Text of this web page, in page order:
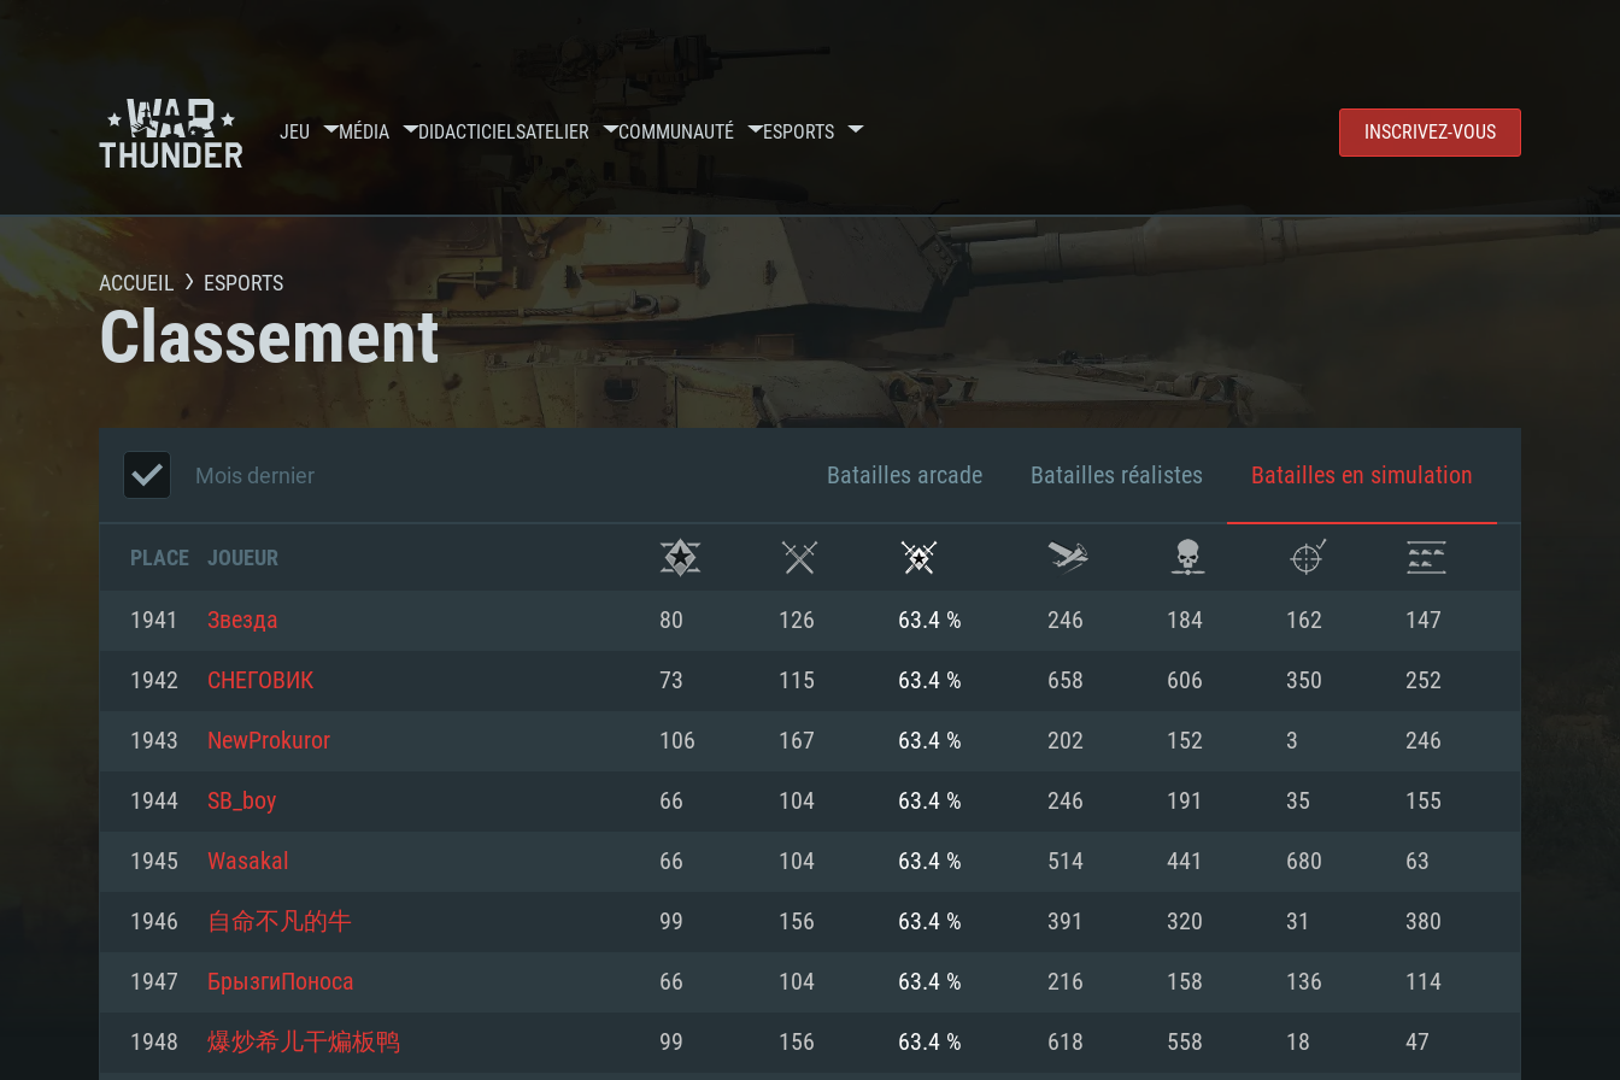
JEU MÉDIA DIDACTICIELSATELIER COMMUNAUTÉ ESPORTS INSCRIVEZ-VOUS
CONFIGURATION SYSTÈME REQUISE
ACCUEIL ESPORTS
Classement
Mois dernier Batailles arcade Batailles réalistes Batailles en simulation
PLACE JOUEUR
1941 Звезда 80 126 63.4 % 246 184 162 147
1942 СНЕГОВИК 73 115 63.4 % 658 606 350 252
1943 NewProkuror 106 167 63.4 % 202 152 3 246
1944 SB_boy 66 104 63.4 % 246 191 35 155
1945 Wasakal 66 104 63.4 % 514 441 680 63
1946 自命不凡的牛 99 156 63.4 % 391 320 31 380
1947 БрызгиПоноса 66 104 63.4 % 216 158 136 114
1948 爆炒希儿干煸板鸭 99 156 63.4 % 618 558 18 47